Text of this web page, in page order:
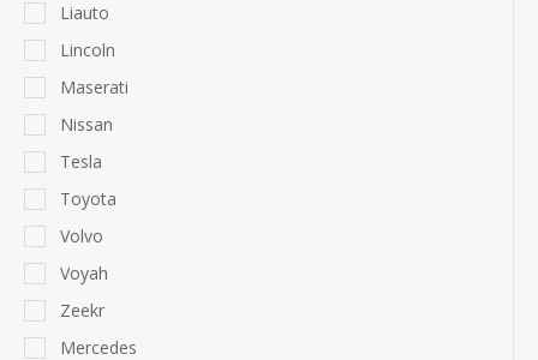
Liauto
Lincoln
Maserati
Nissan
Tesla
Toyota
Volvo
Voyah
Zeekr
Mercedes